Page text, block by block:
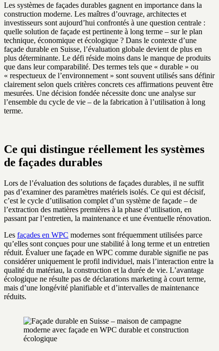
Les systèmes de façades durables gagnent en importance dans la
construction moderne. Les maîtres d’ouvrage, architectes et
investisseurs sont aujourd’hui confrontés à une question centrale :
quelle solution de façade est pertinente à long terme – sur le plan
technique, économique et écologique ? Dans le contexte d’une
façade durable en Suisse, l’évaluation globale devient de plus en
plus déterminante. Le défi réside moins dans le manque de produits
que dans leur comparabilité. Des termes tels que « durable » ou
« respectueux de l’environnement » sont souvent utilisés sans définir
clairement selon quels critères concrets ces affirmations peuvent être
mesurées. Une décision fondée nécessite donc une analyse sur
l’ensemble du cycle de vie – de la fabrication à l’utilisation à long
terme.
Ce qui distingue réellement les systèmes
de façades durables
Lors de l’évaluation des solutions de façades durables, il ne suffit
pas d’examiner des paramètres matériels isolés. Ce qui est décisif,
c’est le cycle d’utilisation complet d’un système de façade – de
l’extraction des matières premières à la phase d’utilisation, en
passant par l’entretien, la maintenance et une éventuelle rénovation.
Les façades en WPC modernes sont fréquemment utilisées parce
qu’elles sont conçues pour une stabilité à long terme et un entretien
réduit. Évaluer une façade en WPC comme durable signifie ne pas
considérer uniquement le profil individuel, mais l’interaction entre la
qualité du matériau, la construction et la durée de vie. L’avantage
écologique ne résulte pas de déclarations marketing à court terme,
mais d’une longévité planifiable et d’intervalles de maintenance
réduits.